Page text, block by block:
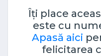
Îți place
este cu
Apasă aici
felicitarea